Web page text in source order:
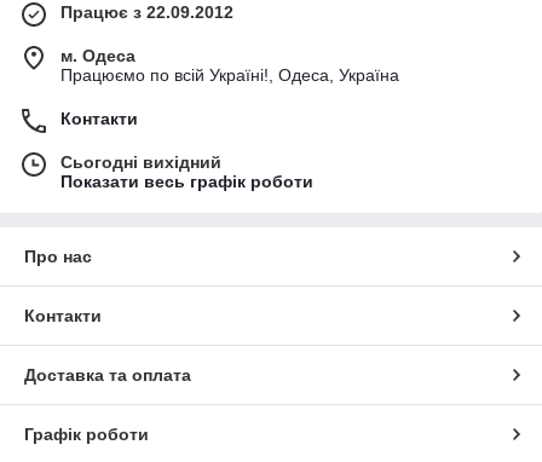
Працює з 22.09.2012
м. Одеса
Працюємо по всій Україні!, Одеса, Україна
Контакти
Сьогодні вихідний
Показати весь графік роботи
Про нас
Контакти
Доставка та оплата
Графік роботи